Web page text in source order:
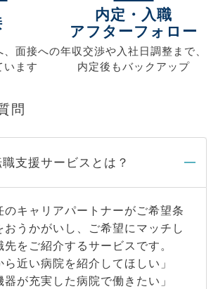
面接への
います
内定・入職
アフターフォロー
年収交渉や入社日調整まで、
内定後もバックアップ
問
職支援サービスとは？
のキャリアパートナーがご希望条
おうかがいし、ご希望にマッチし
先をご紹介するサービスです。
ら近い病院を紹介してほしい」
器が充実した病院で働きたい」